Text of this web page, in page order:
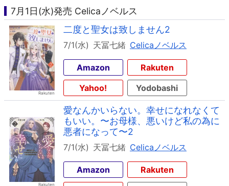
7月1日(水)発売 Celicaノベルス
二度と聖女は致しません2
7/1(水) 天冨七緒 Celicaノベルス
Amazon
Rakuten
Yahoo!
Yodobashi
愛なんかいらない。幸せになれなくて
もいい。〜お母様、悪いけど私の為に
悪者になって〜2
7/1(水) 天冨七緒 Celicaノベルス
Amazon
Rakuten